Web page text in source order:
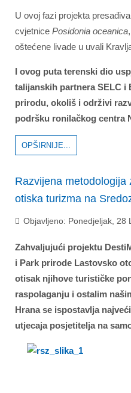
U ovoj fazi projekta
cvjetnice Posidonia oceanica
oštećene livade u uvali
I ovog puta terenski dio
talijanskih partnera SELC i
prirodu, okoliš i održivi
podršku ronilačkog centra
OPŠIRNIJE...
Razvijena metodologija
otiska turizma na
Objavljeno: Ponedjeljak, 28
Zahvaljujući projektu
i Park prirode Lastovsko
otisak njihove turističke
raspolaganju i ostalim
Hrana se ispostavlja
utjecaja posjetitelja na